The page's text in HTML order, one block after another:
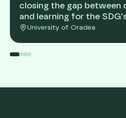
closing the gap between
and learning for the
University of Oradea